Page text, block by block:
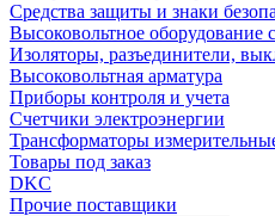
Средства защиты и знаки
Высоковольтное
Изоляторы, разъединители,
Высоковольтная арматура
Приборы контроля и учета
Счетчики электроэнергии
Трансформаторы
Товары под заказ
DKC
Прочие поставщики